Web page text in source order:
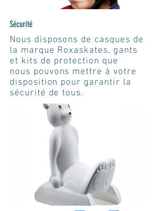
Sécurité
Nous disposons de casques de
la marque Roxaskates, gants
et kits de protection que
nous pouvons mettre à votre
disposition pour garantir la
sécurité de tous.